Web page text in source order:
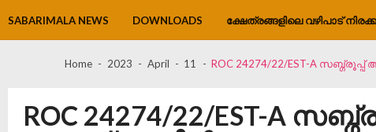
SABARIMALA NEWS DOWNLOADS ക്ഷേത്രങ്ങളിലെ വഴിപാട്
Home 2023 April 11 ROC 24274/22/EST-A
ROC 24274/22/EST-A